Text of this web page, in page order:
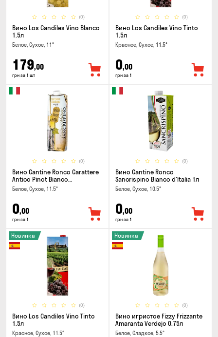
(0)
Вино Los Candiles Vino Blanco
1.5л
Белое, Сухое, 11°
179,00
грн за 1 шт
(0)
Вино Los Candiles Vino Tinto
1.5л
Красное, Сухое, 11.5°
0,00
грн за 1
(0)
Вино Cantine Ronco Carattere
Antico Pinot Bianco
Chardonnay Rubicone IGT 1л
Белое, Сухое, 11.5°
0,00
грн за 1
(0)
Вино Cantine Ronco
Sancrispino Bianco d'Italia 1л
Белое, Сухое, 10.5°
0,00
грн за 1
(0)
Новинка
Вино Los Candiles Vino Tinto
1.5л
Красное, Сухое, 11.5°
(0)
Новинка
Вино игристое Fizzy Frizzante
Amaranta Verdejo 0.75л
Белое, Сладкое, 5.5°